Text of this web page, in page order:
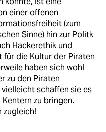
einer offenen
(zum
Sinne) hin zur Politk
Hackerethik und
für die Kultur der Piraten
haben sich wohl
zu den Piraten
schaffen sie es
zu bringen.
zugleich!